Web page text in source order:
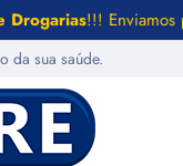
Drogarias!!! Enviamos
da sua saúde.